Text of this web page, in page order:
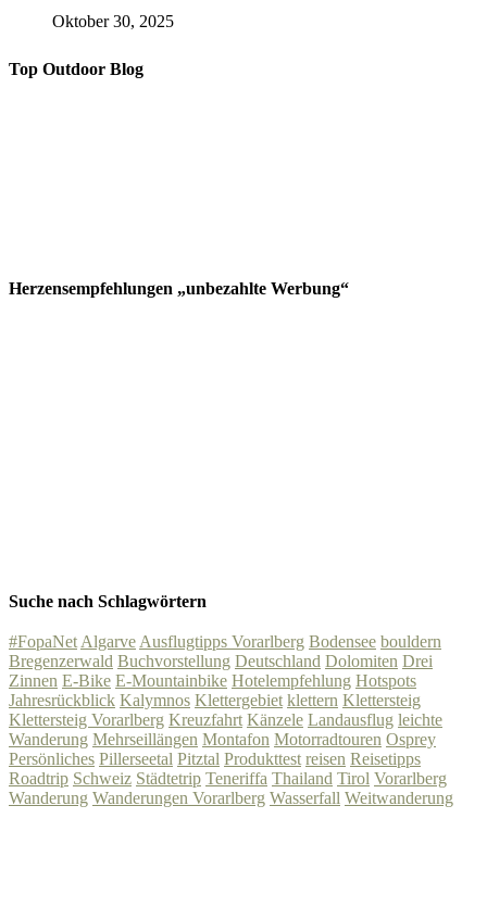
Oktober 30, 2025
Top Outdoor Blog
Herzensempfehlungen „unbezahlte Werbung“
Suche nach Schlagwörtern
#FopaNet Algarve Ausflugtipps Vorarlberg Bodensee bouldern
Bregenzerwald Buchvorstellung Deutschland Dolomiten Drei
Zinnen E-Bike E-Mountainbike Hotelempfehlung Hotspots
Jahresrückblick Kalymnos Klettergebiet klettern Klettersteig
Klettersteig Vorarlberg Kreuzfahrt Känzele Landausflug leichte
Wanderung Mehrseillängen Montafon Motorradtouren Osprey
Persönliches Pillerseetal Pitztal Produkttest reisen Reisetipps
Roadtrip Schweiz Städtetrip Teneriffa Thailand Tirol Vorarlberg
Wanderung Wanderungen Vorarlberg Wasserfall Weitwanderung